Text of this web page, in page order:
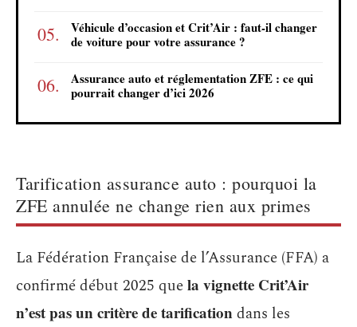
Véhicule d’occasion et Crit’Air : faut-il changer
de voiture pour votre assurance ?
Assurance auto et réglementation ZFE : ce qui
pourrait changer d’ici 2026
Tarification assurance auto : pourquoi la
ZFE annulée ne change rien aux primes
La Fédération Française de l’Assurance (FFA) a
confirmé début 2025 quela vignette Crit’Air
n’est pas un critère de tarificationdans les